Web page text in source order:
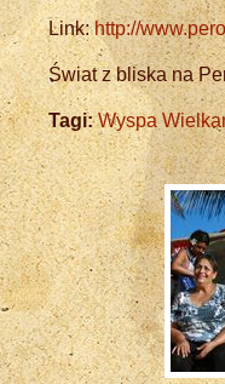
Link:http://
Świat z bliska na
Tagi:Wyspa